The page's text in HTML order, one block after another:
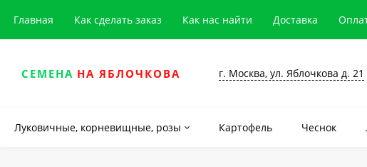
Главная Как сделать заказ Как нас найти Доставка
СЕМЕНА НА ЯБЛОЧКОВА г. Москва, ул. Яблочкова д. 21
Луковичные, корневищные, розы Картофель Чеснок